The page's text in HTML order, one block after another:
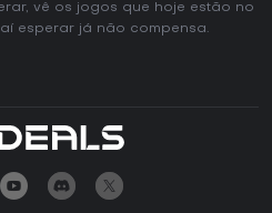
vê os jogos que hoje estão no
esperar já não compensa.